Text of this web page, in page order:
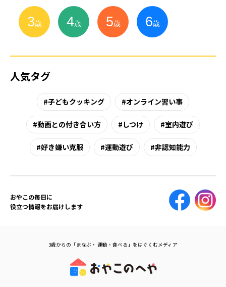
3歳 4歳 5歳 6歳
人気タグ
子どもクッキング オンライン習い事
動画との付き合い方 しつけ 室内遊び
好き嫌い克服 運動遊び 非認知能力
おやこの毎日に
役立つ情報をお届けします
3歳からの「まなぶ・ 運動・食べる」をはぐくむメディア